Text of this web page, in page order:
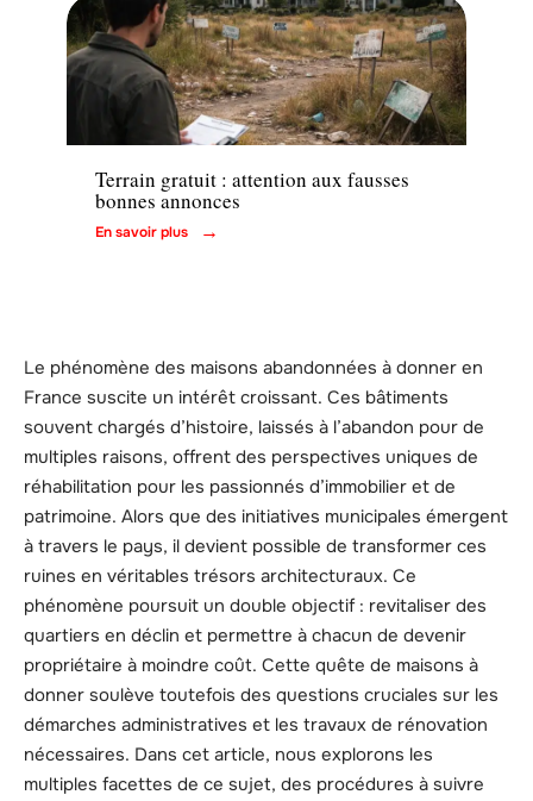
Terrain gratuit : attention aux fausses
bonnes annonces
En savoir plus
Le phénomène des maisons abandonnées à donner en
France suscite un intérêt croissant. Ces bâtiments
souvent chargés d’histoire, laissés à l’abandon pour de
multiples raisons, offrent des perspectives uniques de
réhabilitation pour les passionnés d’immobilier et de
patrimoine. Alors que des initiatives municipales émergent
à travers le pays, il devient possible de transformer ces
ruines en véritables trésors architecturaux. Ce
phénomène poursuit un double objectif : revitaliser des
quartiers en déclin et permettre à chacun de devenir
propriétaire à moindre coût. Cette quête de maisons à
donner soulève toutefois des questions cruciales sur les
démarches administratives et les travaux de rénovation
nécessaires. Dans cet article, nous explorons les
multiples facettes de ce sujet, des procédures à suivre